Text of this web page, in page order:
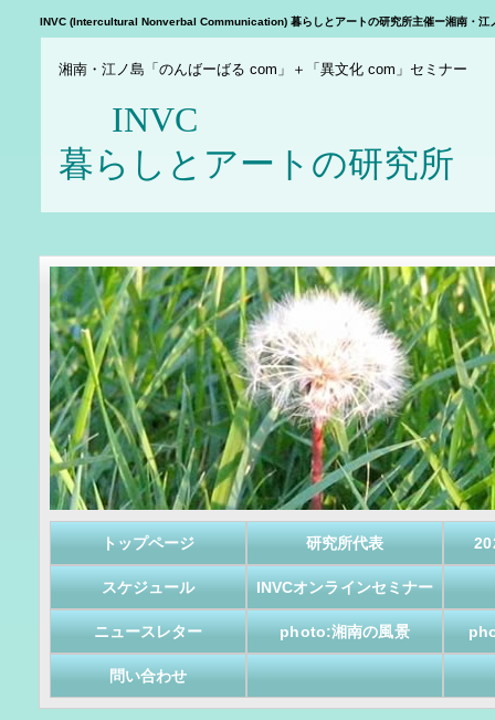
INVC (Intercultural Nonverbal Communication) 暮らしとアートの研究所主催ー湘南・江
湘南・江ノ島「のんばーばる com」＋「異文化 com」セミナー
暮らしとアートの研究所
トップページ 研究所代表
スケジュール INVCオンラインセミナー
ニュースレター photo:湘南の風景
問い合わせ